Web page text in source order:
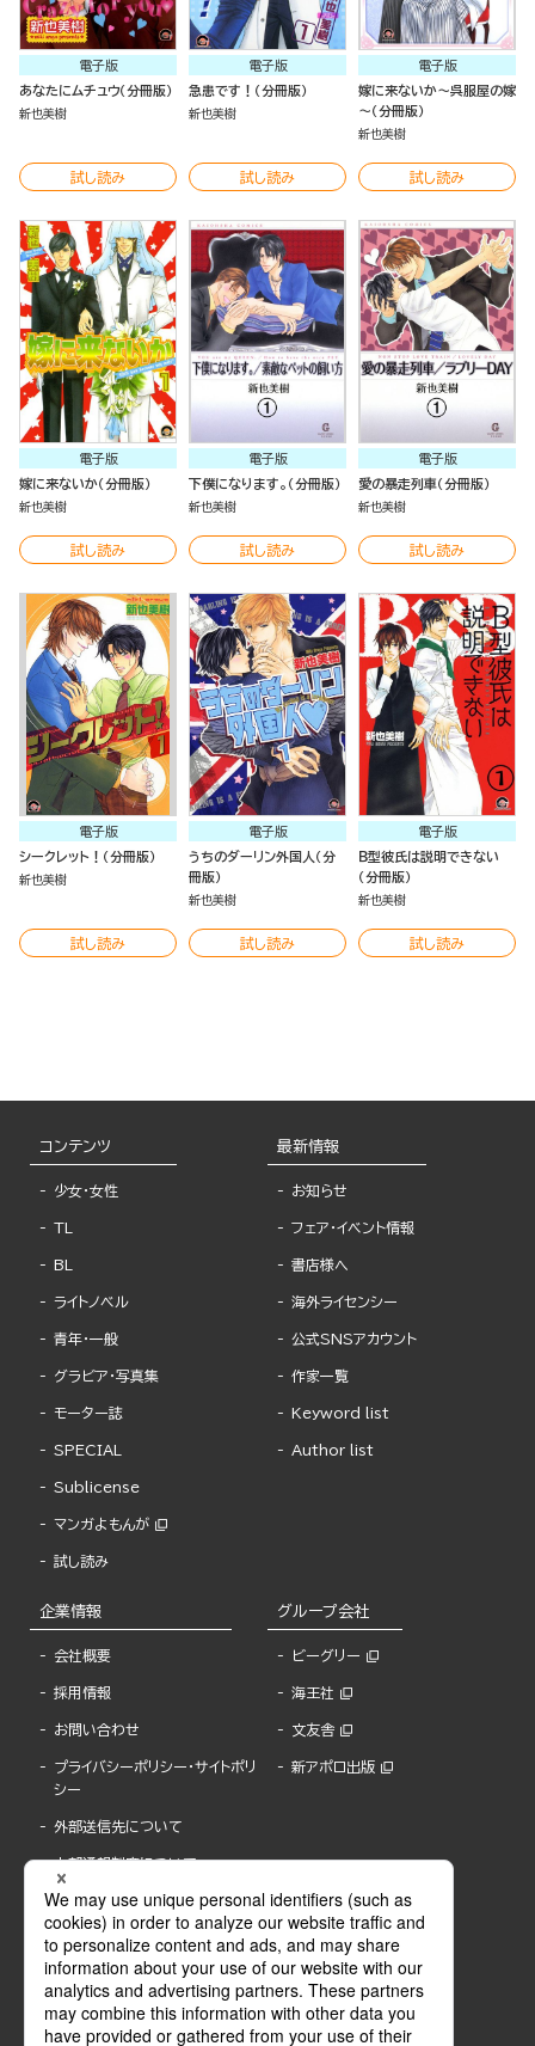
電子版
あなたにムチュウ（分冊版）
新也美樹
試し読み
電子版
急患です！（分冊版）
新也美樹
試し読み
電子版
嫁に来ないか～呉服屋の嫁
～（分冊版）
新也美樹
試し読み
電子版
嫁に来ないか（分冊版）
新也美樹
試し読み
電子版
下僕になります。（分冊版）
新也美樹
試し読み
電子版
愛の暴走列車（分冊版）
新也美樹
試し読み
電子版
シークレット！（分冊版）
新也美樹
試し読み
電子版
うちのダーリン外国人（分
冊版）
新也美樹
試し読み
電子版
Ｂ型彼氏は説明できない
（分冊版）
新也美樹
試し読み
コンテンツ
少女・女性
TL
BL
ライトノベル
青年・一般
グラビア・写真集
モーター誌
SPECIAL
Sublicense
マンガよもんが
試し読み
最新情報
お知らせ
フェア・イベント情報
書店様へ
海外ライセンシー
公式SNSアカウント
作家一覧
Keyword list
Author list
企業情報
会社概要
採用情報
お問い合わせ
プライバシーポリシー・サイトポリ
シー
外部送信先について
内部通報制度について
グループ会社
ビーグリー
海王社
文友舎
新アポロ出版